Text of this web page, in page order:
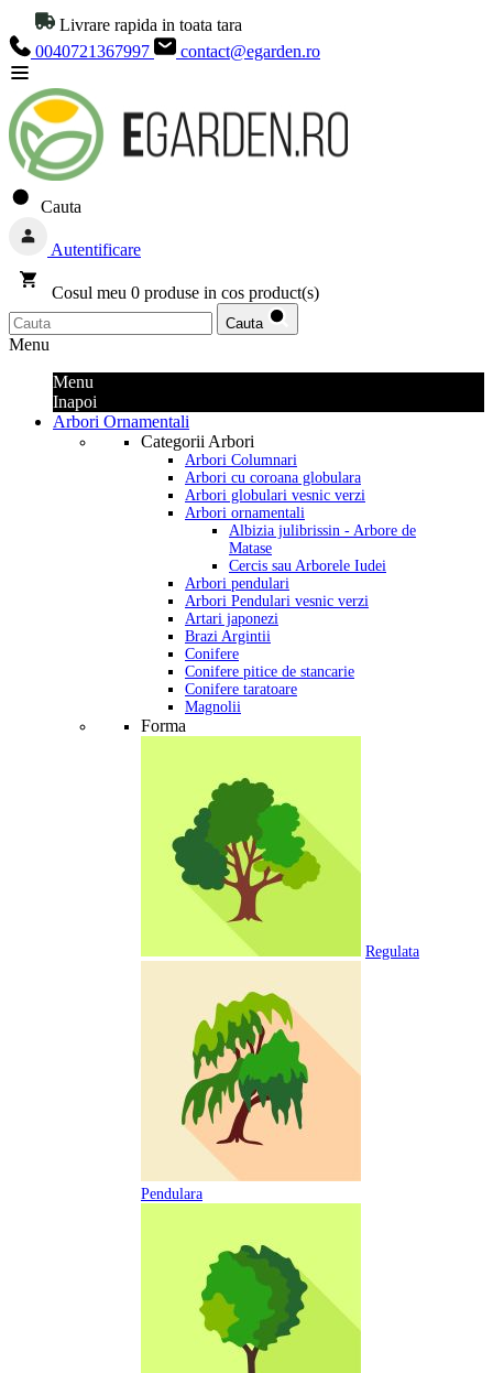
Livrare rapida in toata tara
0040721367997
contact@egarden.ro
Cauta
Autentificare
Cosul meu 0 produse in cos product(s)
Cauta
Menu
Menu
Inapoi
Arbori Ornamentali
Categorii Arbori
Arbori Columnari
Arbori cu coroana globulara
Arbori globulari vesnic verzi
Arbori ornamentali
Albizia julibrissin - Arbore de
Matase
Cercis sau Arborele Iudei
Arbori pendulari
Arbori Pendulari vesnic verzi
Artari japonezi
Brazi Argintii
Conifere
Conifere pitice de stancarie
Conifere taratoare
Magnolii
Forma
Regulata
Pendulara